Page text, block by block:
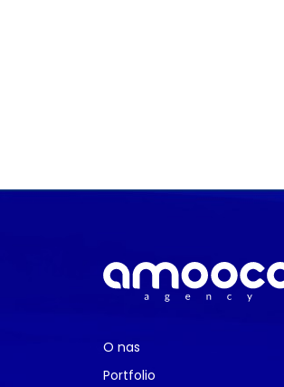
O nas
Portfolio